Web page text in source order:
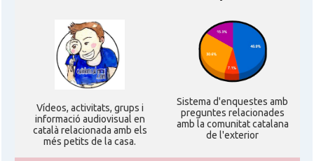
Ví­deos, activitats, grups i
informació audiovisual en
català relacionada amb els
més petits de la casa.
Sistema d'enquestes amb
preguntes relacionades
amb la comunitat catalana
de l'exterior